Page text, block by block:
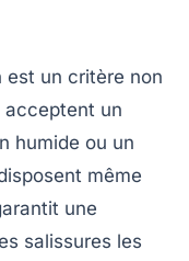
est un critère non
acceptent un
humide ou un
même
une
salissures les